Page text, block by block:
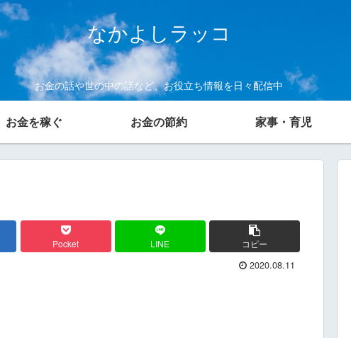
なかよしラッコ
お金の話や世の中の話など、お役立ち情報を日々配信中
お金を稼ぐ お金の節約 家事・育児
Pocket LINE コピー
2020.08.11